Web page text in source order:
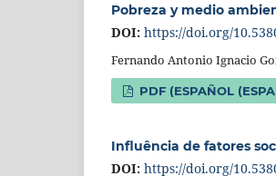
Pobreza y medio
DOI: https://doi.org/
Fernando Antonio Ignacio
PDF (ESPAÑOL
Influência de fatores
DOI: https://doi.org/